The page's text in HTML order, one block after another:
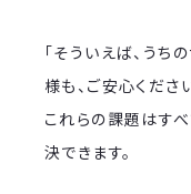
「そういえば、う
様も、ご安心くださ
これらの課題はす
決できます。